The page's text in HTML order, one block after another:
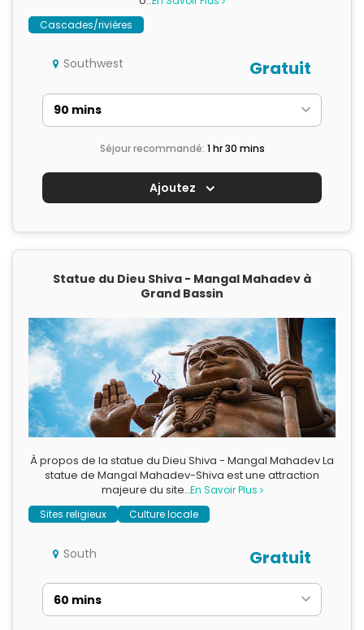
Cascades/rivières
Southwest Gratuit
Séjour recommandé: 1 hr 30 mins
Ajoutez
Statue du Dieu Shiva - Mangal Mahadev à
Grand Bassin
À propos de la statue du Dieu Shiva - Mangal Mahadev La
statue de Mangal Mahadev-Shiva est une attraction
majeure du site…En Savoir Plus
Sites religieux
Culture locale
South Gratuit